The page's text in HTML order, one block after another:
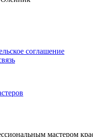
соглашение
мастером